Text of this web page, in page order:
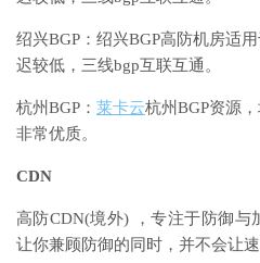
绍兴BGP：绍兴BGP高防机房适
迟较低，三线bgp互联互通。
杭州BGP： 莱卡云杭州BGP资源
非常优质。
CDN
高防CDN(境外) ，专注于防御与
让你兼顾防御的同时，并不会让